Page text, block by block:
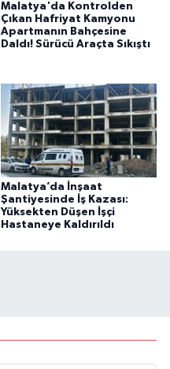
Malatya'da Kontrolden
Çıkan Hafriyat Kamyonu
Apartmanın Bahçesine
Daldı! Sürücü Araçta Sıkıştı
Malatya’da İnşaat
Şantiyesinde İş Kazası:
Yüksekten Düşen İşçi
Hastaneye Kaldırıldı